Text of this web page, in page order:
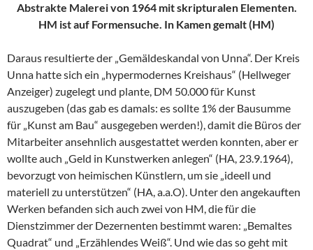
Abstrakte Malerei von 1964 mit skripturalen Elementen.
HM ist auf Formensuche. In Kamen gemalt (HM)
Daraus resultierte der „Gemäldeskandal von Unna“. Der Kreis
Unna hatte sich ein „hypermodernes Kreishaus“ (Hellweger
Anzeiger) zugelegt und plante, DM 50.000 für Kunst
auszugeben (das gab es damals: es sollte 1% der Bausumme
für „Kunst am Bau“ ausgegeben werden!), damit die Büros der
Mitarbeiter ansehnlich ausgestattet werden konnten, aber er
wollte auch „Geld in Kunstwerken anlegen“ (HA, 23.9.1964),
bevorzugt von heimischen Künstlern, um sie „ideell und
materiell zu unterstützen“ (HA, a.a.O). Unter den angekauften
Werken befanden sich auch zwei von HM, die für die
Dienstzimmer der Dezernenten bestimmt waren: „Bemaltes
Quadrat“ und „Erzählendes Weiß“. Und wie das so geht mit